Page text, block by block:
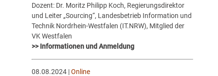
Dozent: Dr. Moritz Philipp Koch, Regierungsdirektor
und Leiter „Sourcing“, Landesbetrieb Information und
Technik Nordrhein-Westfalen (IT.NRW), Mitglied der
VK Westfalen
>> Informationen und Anmeldung
08.08.2024 |Online